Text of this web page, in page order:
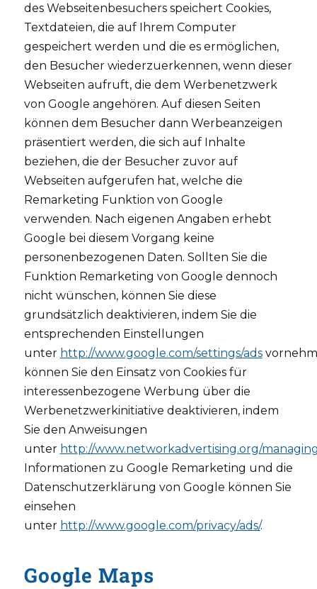
des Webseitenbesuchers speichert Cookies,
Textdateien, die auf Ihrem Computer
gespeichert werden und die es ermöglichen,
den Besucher wiederzuerkennen, wenn dieser
Webseiten aufruft, die dem Werbenetzwerk
von Google angehören. Auf diesen Seiten
können dem Besucher dann Werbeanzeigen
präsentiert werden, die sich auf Inhalte
beziehen, die der Besucher zuvor auf
Webseiten aufgerufen hat, welche die
Remarketing Funktion von Google
verwenden. Nach eigenen Angaben erhebt
Google bei diesem Vorgang keine
personenbezogenen Daten. Sollten Sie die
Funktion Remarketing von Google dennoch
nicht wünschen, können Sie diese
grundsätzlich deaktivieren, indem Sie die
entsprechenden Einstellungen
unter http://www.google.com/settings/ads
können Sie den Einsatz von Cookies für
interessenbezogene Werbung über die
Werbenetzwerkinitiative deaktivieren, indem
Sie den Anweisungen
unter http://www.networkadvertising.org/
Informationen zu Google Remarketing und die
Datenschutzerklärung von Google können Sie
einsehen
unter http://www.google.com/privacy/ads/.
Google Maps